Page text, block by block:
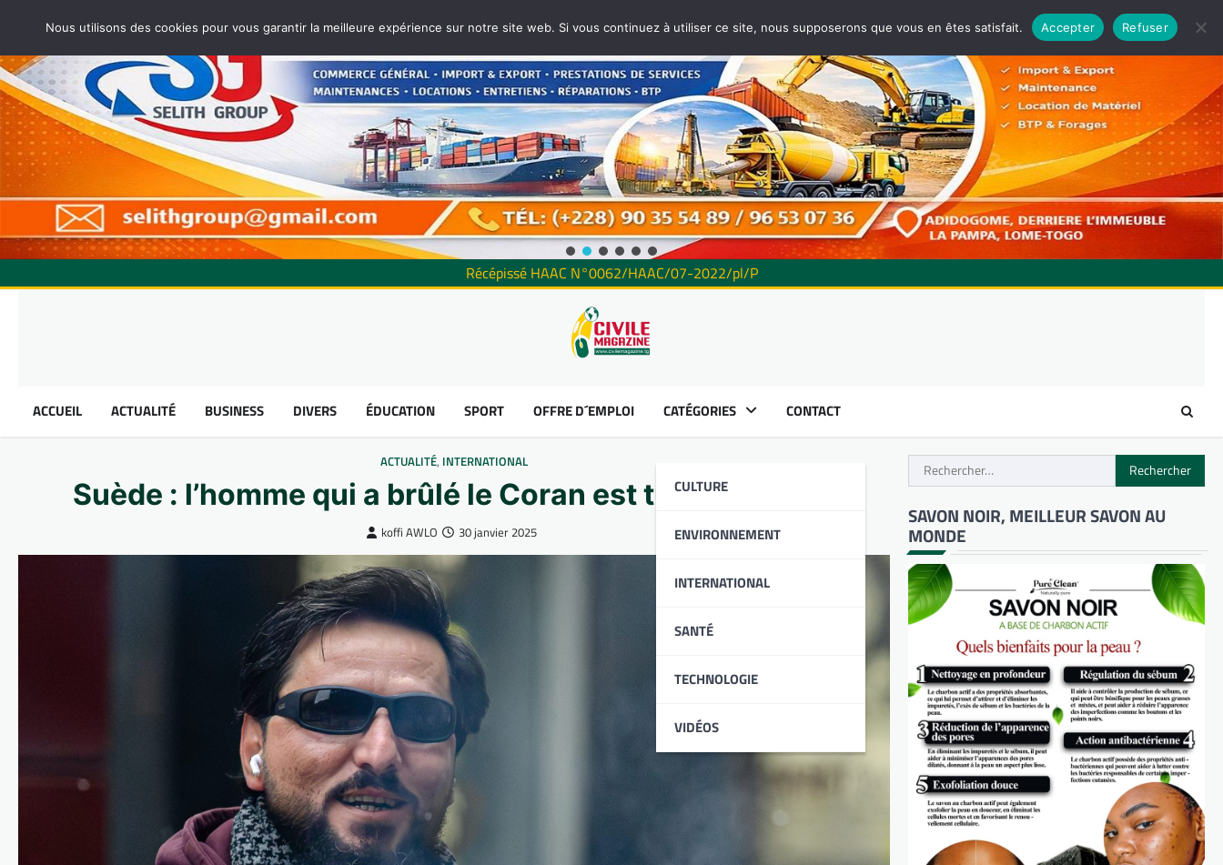
Récépissé HAAC N°0062/HAAC/07-2022/pl/P
ACCUEIL ACTUALITÉ BUSINESS DIVERS ÉDUCATION SPORT OFFRE D´EMPLOI CATÉGORIES
CULTURE
ENVIRONNEMENT
INTERNATIONAL
SANTÉ
TECHNOLOGIE
VIDÉOS
CONTACT
ACTUALITÉ, INTERNATIONAL
Suède : l’homme qui a brûlé le Coran est tué par balles
koffi AWLO 30 janvier 2025
Rechercher :
SAVON NOIR, MEILLEUR SAVON AU
MONDE
Nous utilisons des cookies pour vous garantir la meilleure expérience sur notre site web. Si vous continuez à utiliser ce site, nous supposerons que vous en êtes satisfait. Accepter Refuser